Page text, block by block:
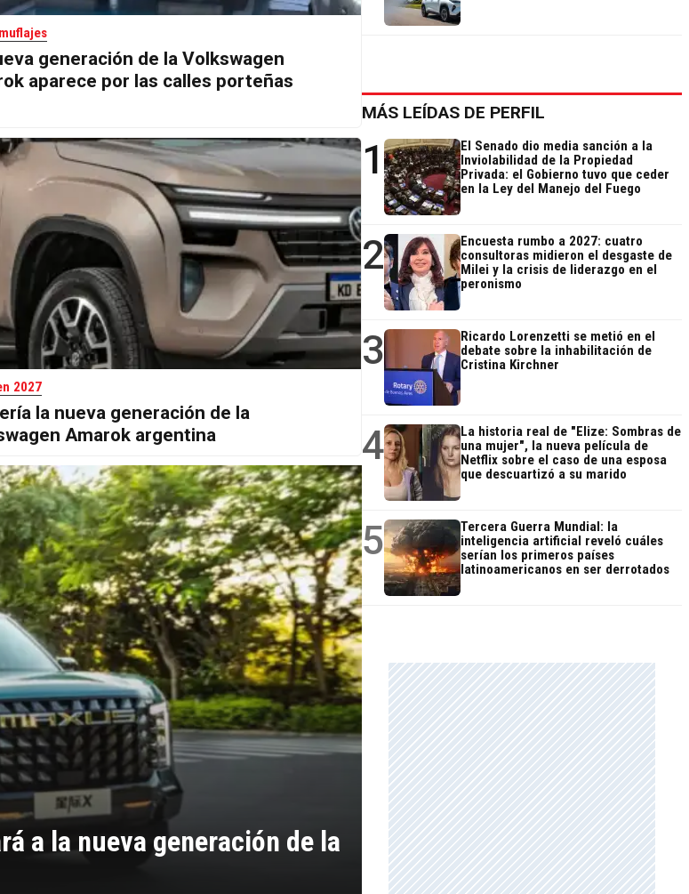
generación de la Volkswagen
aparece por las calles porteñas
2027
la nueva generación de la
Amarok argentina
a la nueva generación de la
MÁS LEÍDAS DE PERFIL
1
El Senado dio media sanción a la
Inviolabilidad de la Propiedad
Privada: el Gobierno tuvo que ceder
en la Ley del Manejo del Fuego
2
Encuesta rumbo a 2027: cuatro
consultoras midieron el desgaste de
Milei y la crisis de liderazgo en el
peronismo
3
Ricardo Lorenzetti se metió en el
debate sobre la inhabilitación de
Cristina Kirchner
4
La historia real de "Elize: Sombras de
una mujer", la nueva película de
Netflix sobre el caso de una esposa
que descuartizó a su marido
5
Tercera Guerra Mundial: la
inteligencia artificial reveló cuáles
serían los primeros países
latinoamericanos en ser derrotados